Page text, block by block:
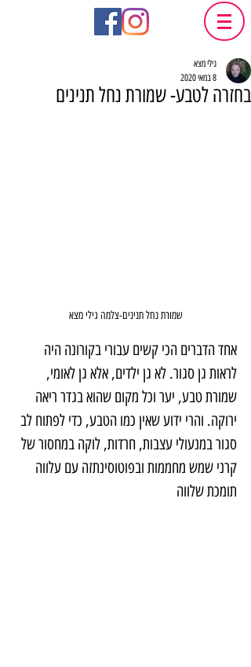
בחזרה לטבע- שמורת נחל תנינים
גילי מצא
8 במאי 2020
שמורת נחל תנינים-צלמה גילי מצא
אחד הדברים הכי קשים עבורי בקורונה היה
לראות גן סגור. לא גן ילדים, אלא גן לאומי,
שמורת טבע, יער וכל מקום שהוא בגדר ריאה
ירוקה. והרי ידוע שאין כמו הטבע, כדי לפתוח לב
סגור במנעולי עצבות, חרדות, לוקה במחסור של
קרני שמש מחממות ובפוטוסינתזה עם עלווה
תומכת שלווה